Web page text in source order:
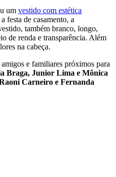
um vestido com estética
festa de casamento, a
também branco, longo,
de renda e transparência. Além
na cabeça.
e familiares próximos para
Braga, Junior Lima e Mônica
Carneiro e Fernanda